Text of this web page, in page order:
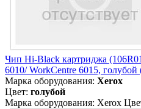
Чип Hi-Black картриджа
6010/ WorkCentre 6015, голубой
Марка оборудования: Xerox
Цвет: голубой
Марка оборудования: Xerox